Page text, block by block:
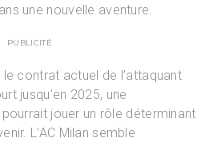
une nouvelle aventure.
PUBLICITÉ
le contrat actuel de l’attaquant
jusqu’en 2025, une
jouer un rôle déterminant
L’AC Milan semble